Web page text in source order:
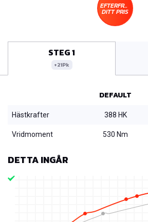
EFTERFRÅGA
DITT PRIS
STEG 1
+21Pk
DEFAULT
Hästkrafter 388 HK
Vridmoment 530 Nm
DETTA INGÅR